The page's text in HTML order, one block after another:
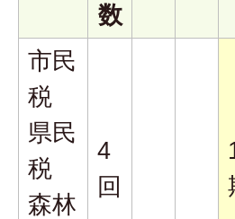
数
市民
税
県民
税
森林
4
回